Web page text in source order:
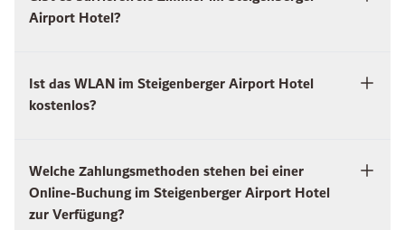
Airport Hotel?
Ist das WLAN im Steigenberger Airport Hotel
kostenlos?
Welche Zahlungsmethoden stehen bei einer
Online-Buchung im Steigenberger Airport Hotel
zur Verfügung?